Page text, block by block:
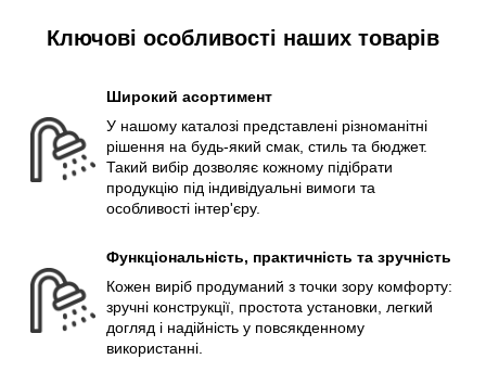
Ключові особливості наших товарів
Широкий асортимент
У нашому каталозі представлені різноманітні
рішення на будь-який смак, стиль та бюджет.
Такий вибір дозволяє кожному підібрати
продукцію під індивідуальні вимоги та
особливості інтер'єру.
Функціональність, практичність та зручність
Кожен виріб продуманий з точки зору комфорту:
зручні конструкції, простота установки, легкий
догляд і надійність у повсякденному
використанні.